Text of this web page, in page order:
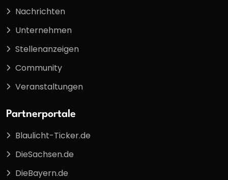
Nachrichten
Unternehmen
Stellenanzeigen
Community
Veranstaltungen
Partnerportale
Blaulicht-Ticker.de
DieSachsen.de
DieBayern.de